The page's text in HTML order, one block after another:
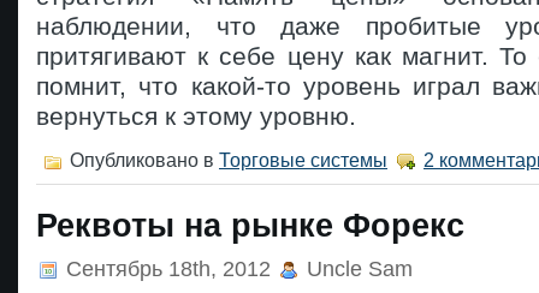
наблюдении, что даже пробитые
притягивают к себе цену как магнит.
помнит, что какой-то уровень играл
вернуться к этому уровню.
Опубликовано в Торговые системы 2
Реквоты на рынке Форекс
Сентябрь 18th, 2012 Uncle Sam